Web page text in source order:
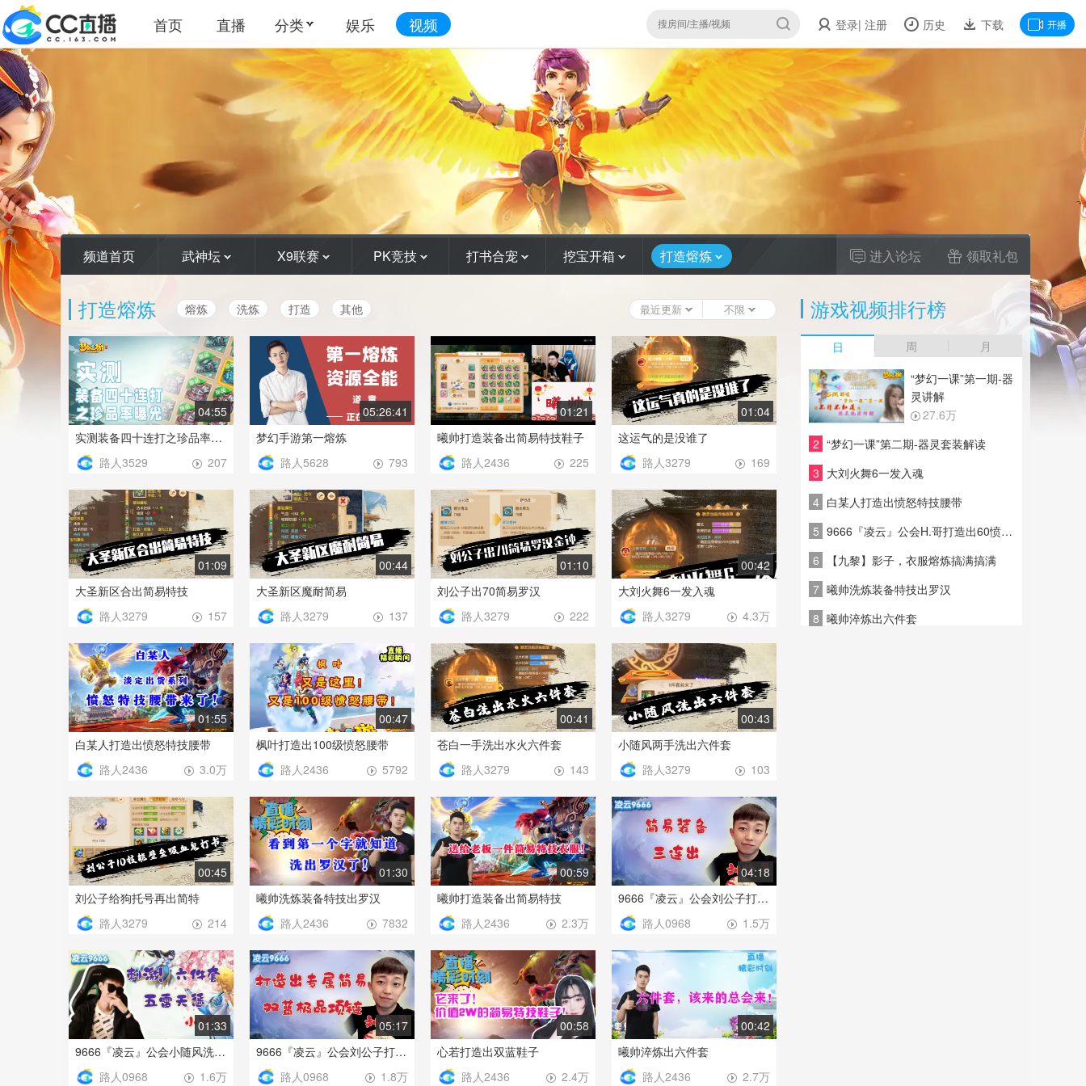
首页 直播 分类 娱乐 视频 登录| 注册 历史 下载 开播
频道首页 武神坛 X9联赛 PK竞技 打书合宠 挖宝开箱 打造熔炼 领取礼包
进入论坛
打造熔炼 熔炼 洗炼 打造 其他 最近更新 不限
04:55
实测装备四十连打之珍品率曝光
207
路人3529
05:26:41
梦幻手游第一熔炼
793
路人5628
01:21
曦帅打造装备出简易特技鞋子
225
路人2436
01:04
这运气的是没谁了
169
路人3279
01:09
大圣新区合出简易特技
157
路人3279
00:44
大圣新区魔耐简易
137
路人3279
01:10
刘公子出70简易罗汉
222
路人3279
00:42
大刘火舞6一发入魂
4.3万
路人3279
01:55
白某人打造出愤怒特技腰带
3.0万
路人2436
00:47
枫叶打造出100级愤怒腰带
5792
路人2436
00:41
苍白一手洗出水火六件套
143
路人3279
00:43
小随风两手洗出六件套
103
路人3279
00:45
刘公子给狗托号再出简特
214
路人3279
01:30
曦帅洗炼装备特技出罗汉
7832
路人2436
00:59
曦帅打造装备出简易特技
2.3万
路人2436
04:18
9666『凌云』公会刘公子打装备简易三连出！
1.5万
路人0968
01:33
9666『凌云』公会小随风洗练出6件套“五雷天惩罚”
1.6万
路人0968
05:17
9666『凌云』公会刘公子打造专属简易特技项链
1.8万
路人0968
00:58
心若打造出双蓝鞋子
2.4万
路人2436
00:42
曦帅淬炼出六件套
2.7万
路人2436
游戏视频排行榜
日 周 月
1
“梦幻一课”第一期-器
灵讲解
27.6万
2 “梦幻一课”第二期-器灵套装解读
3 大刘火舞6一发入魂
4 白某人打造出愤怒特技腰带
5 9666『凌云』公会H.哥打造出60愤怒特技腰带
6
【九黎】影子，衣服熔炼搞满搞满
7 曦帅洗炼装备特技出罗汉
8 曦帅淬炼出六件套